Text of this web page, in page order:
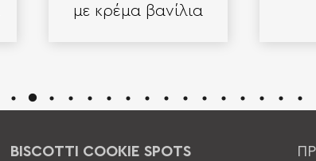
με κρέμα βανίλια
BISCOTTI COOKIE SPOTS